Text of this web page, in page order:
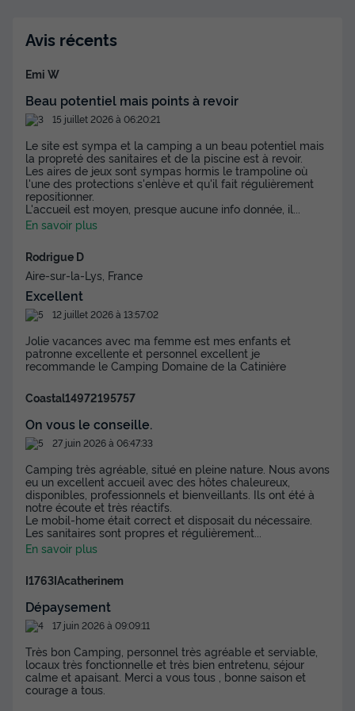
Avis récents
Emi W
Beau potentiel mais points à revoir
15 juillet 2026 à 06:20:21
Le site est sympa et la camping a un beau potentiel mais
la propreté des sanitaires et de la piscine est à revoir.
Les aires de jeux sont sympas hormis le trampoline où
l'une des protections s'enlève et qu'il fait régulièrement
repositionner.
L'accueil est moyen, presque aucune info donnée, il
En savoir plus
Rodrigue D
Aire-sur-la-Lys, France
Excellent
12 juillet 2026 à 13:57:02
Jolie vacances avec ma femme est mes enfants et
patronne excellente et personnel excellent je
recommande le Camping Domaine de la Catinière
Coastal14972195757
On vous le conseille.
27 juin 2026 à 06:47:33
Camping très agréable, situé en pleine nature. Nous avons
eu un excellent accueil avec des hôtes chaleureux,
disponibles, professionnels et bienveillants. Ils ont été à
notre écoute et très réactifs.
Le mobil-home était correct et disposait du nécessaire.
Les sanitaires sont propres et régulièrement
En savoir plus
I1763IAcatherinem
Dépaysement
17 juin 2026 à 09:09:11
Très bon Camping, personnel très agréable et serviable,
locaux très fonctionnelle et très bien entretenu, séjour
calme et apaisant. Merci a vous tous , bonne saison et
courage a tous.